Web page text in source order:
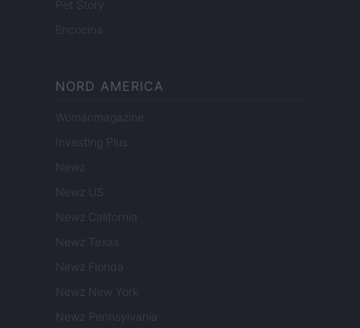
Pet Story
Encocina
NORD AMERICA
Womanmagazine
Investing Plus
Newz
Newz US
Newz California
Newz Texas
Newz Florida
Newz New York
Newz Pennsylvania